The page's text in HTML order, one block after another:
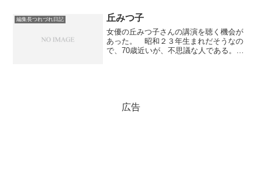
知った。明治維新時、幕府...
編集長つれづれ日記 丘みつ子
女優の丘みつ子さんの講演を聴く機会が
あった。 昭和２３年生まれだそうなの
で、70歳近いが、不思議な人である。た
広告